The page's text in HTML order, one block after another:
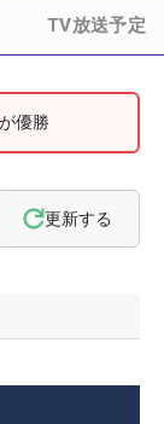
TV放送予定
優勝
更新する